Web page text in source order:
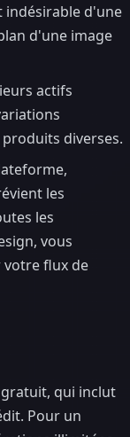
indésirable d'une
d'une image
actifs
diverses.
les
les
vous
votre flux de
qui inclut
Pour un